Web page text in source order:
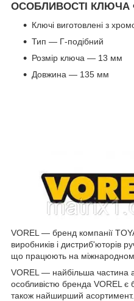
ОСОБЛИВОСТІ КЛЮЧА
Ключі виготовлені з
Тип — Г-подібний
Розмір ключа — 13 мм
Довжина — 135 мм
VOREL — бренд компанії
виробників і дистриб'юторів
що працюють на
VOREL — найбільша частина
особливістю бренда VOREL є
також найширший